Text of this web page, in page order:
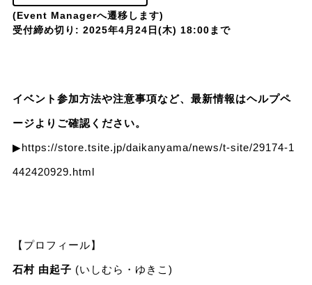
(Event Managerへ遷移します)
受付締め切り: 2025年4月24日(木) 18:00まで
イベント参加方法や注意事項など、最新情報はヘルプペ
ージよりご確認ください。
▶https://store.tsite.jp/daikanyama/news/t-site/29174-1
442420929.html
【プロフィール】
石村 由起子 (いしむら・ゆきこ)